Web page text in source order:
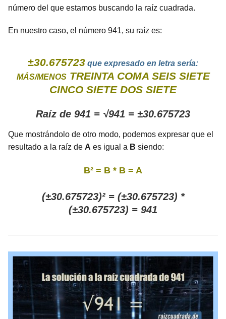
número del que estamos buscando la raíz cuadrada.
En nuestro caso, el número 941, su raíz es:
±30.675723 que expresado en letra sería:
MÁS/MENOS TREINTA COMA SEIS SIETE
CINCO SIETE DOS SIETE
Raíz de 941 = √941 = ±30.675723
Que mostrándolo de otro modo, podemos expresar que el
resultado a la raíz de A es igual a B siendo:
B² = B * B = A
(±30.675723)² = (±30.675723) *
(±30.675723) = 941